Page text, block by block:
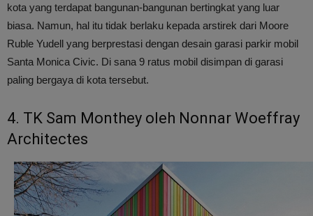
kota yang terdapat bangunan-bangunan bertingkat yang luar
biasa. Namun, hal itu tidak berlaku kepada arstirek dari Moore
Ruble Yudell yang berprestasi dengan desain garasi parkir mobil
Santa Monica Civic. Di sana 9 ratus mobil disimpan di garasi
paling bergaya di kota tersebut.
4. TK Sam Monthey oleh Nonnar Woeffray
Architectes